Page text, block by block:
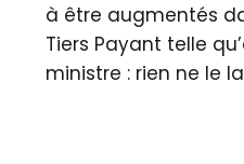
à être augmentés
Tiers Payant telle
ministre : rien ne le